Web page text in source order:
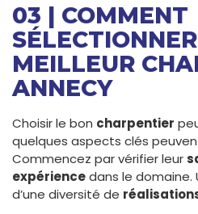
03 | COMMENT
MEILLEUR
ANNECY
Choisir le bon charpentier
quelques aspects clés
Commencez par vérifier leur
expériencedans le domaine.
d’une diversité de